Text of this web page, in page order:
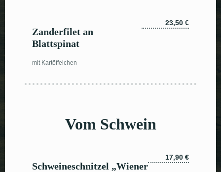
Zanderfilet an
Blattspinat
mit Kartöffelchen
23,50 €
Vom Schwein
Schweineschnitzel „Wiener
17,90 €